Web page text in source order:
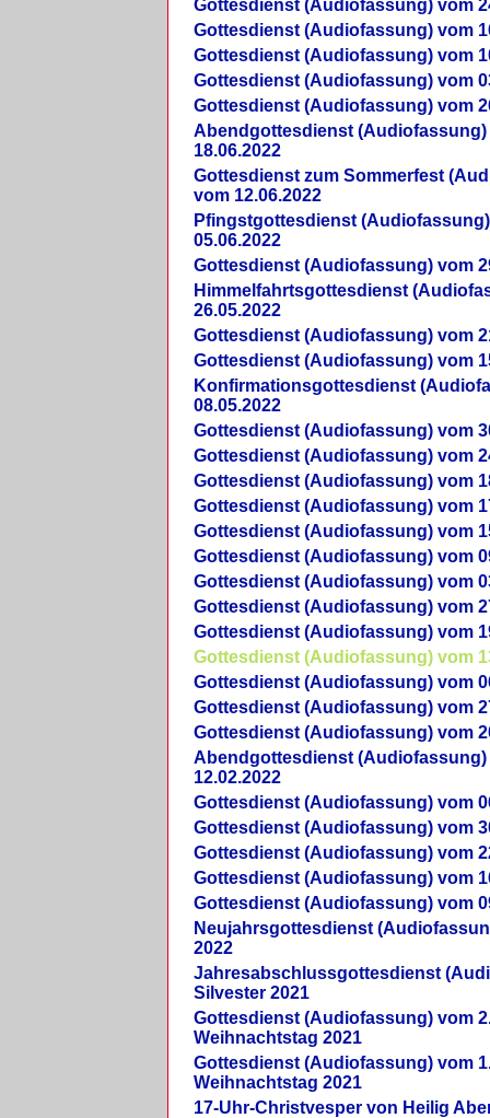
Gottesdienst (Audiofassung) vom
Gottesdienst (Audiofassung) vom
Gottesdienst (Audiofassung) vom
Gottesdienst (Audiofassung) vom
Gottesdienst (Audiofassung) vom
Abendgottesdienst (Audiofassung)
18.06.2022
Gottesdienst zum Sommerfest
vom 12.06.2022
Pfingstgottesdienst
05.06.2022
Gottesdienst (Audiofassung) vom
Himmelfahrtsgottesdienst
26.05.2022
Gottesdienst (Audiofassung) vom
Gottesdienst (Audiofassung) vom
Konfirmationsgottesdienst
08.05.2022
Gottesdienst (Audiofassung) vom
Gottesdienst (Audiofassung) vom
Gottesdienst (Audiofassung) vom
Gottesdienst (Audiofassung) vom
Gottesdienst (Audiofassung) vom
Gottesdienst (Audiofassung) vom
Gottesdienst (Audiofassung) vom
Gottesdienst (Audiofassung) vom
Gottesdienst (Audiofassung) vom
Gottesdienst (Audiofassung) vom
Gottesdienst (Audiofassung) vom
Gottesdienst (Audiofassung) vom
Gottesdienst (Audiofassung) vom
Abendgottesdienst (Audiofassung)
12.02.2022
Gottesdienst (Audiofassung) vom
Gottesdienst (Audiofassung) vom
Gottesdienst (Audiofassung) vom
Gottesdienst (Audiofassung) vom
Gottesdienst (Audiofassung) vom
Neujahrsgottesdienst
2022
Jahresabschlussgottesdienst
Silvester 2021
Gottesdienst (Audiofassung) vom
Weihnachtstag 2021
Gottesdienst (Audiofassung) vom
Weihnachtstag 2021
17-Uhr-Christvesper von Heilig